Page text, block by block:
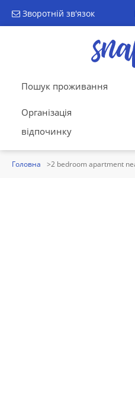
Зворотній зв'язок
Пошук проживання
Організація
відпочинку
Головна 2 bedroom apartment